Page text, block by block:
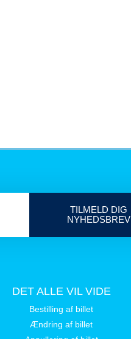
TILMELD DIG
NYHEDSBREV
DET ALLE VIL VIDE
Bestilling af billet
Ændring af billet